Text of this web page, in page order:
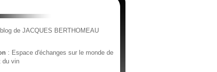
de JACQUES BERTHOMEAU
: Espace d'échanges sur le monde de
du vin